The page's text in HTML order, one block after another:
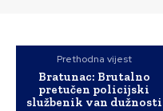
Prethodna vijest
Bratunac: Brutalno
pretučen policijski
službenik van dužnosti